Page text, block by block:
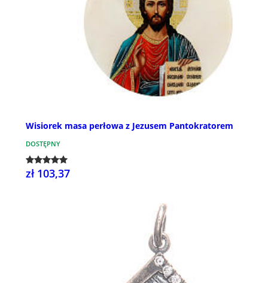
Wisiorek masa perłowa z Jezusem Pantokratorem
DOSTĘPNY
zł 103,37